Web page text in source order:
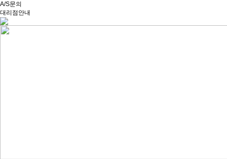
A/S문의
대리점안내